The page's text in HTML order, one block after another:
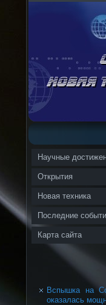
Научные
Открытия
Новая техника
Последние
Карта сайта
Вспышка на
оказалась